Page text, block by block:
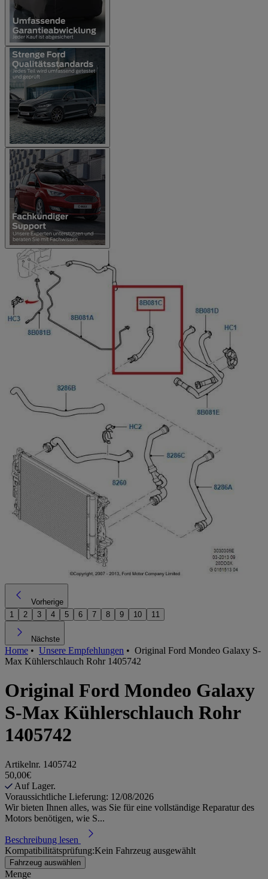
Vorherige
1
2 3 4 5 6 7 8 9 10 11
Nächste
Home • Unsere Empfehlungen • Original Ford Mondeo Galaxy S-
Max Kühlerschlauch Rohr 1405742
Original Ford Mondeo Galaxy
S-Max Kühlerschlauch Rohr
1405742
Artikelnr. 1405742
50,00€
Auf Lager.
Voraussichtliche Lieferung: 12/08/2026
Wir bieten Ihnen alles, was Sie für eine vollständige Reparatur des
Motors benötigen, wie S...
Beschreibung lesen
Kompatibilitätsprüfung:Kein Fahrzeug ausgewählt
Fahrzeug auswählen
Menge